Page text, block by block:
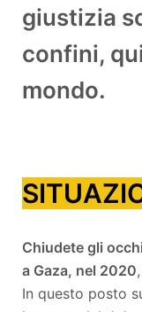
giustizia
confini,
mondo.
Chiudete gli
a Gaza, nel 2020
In questo posto